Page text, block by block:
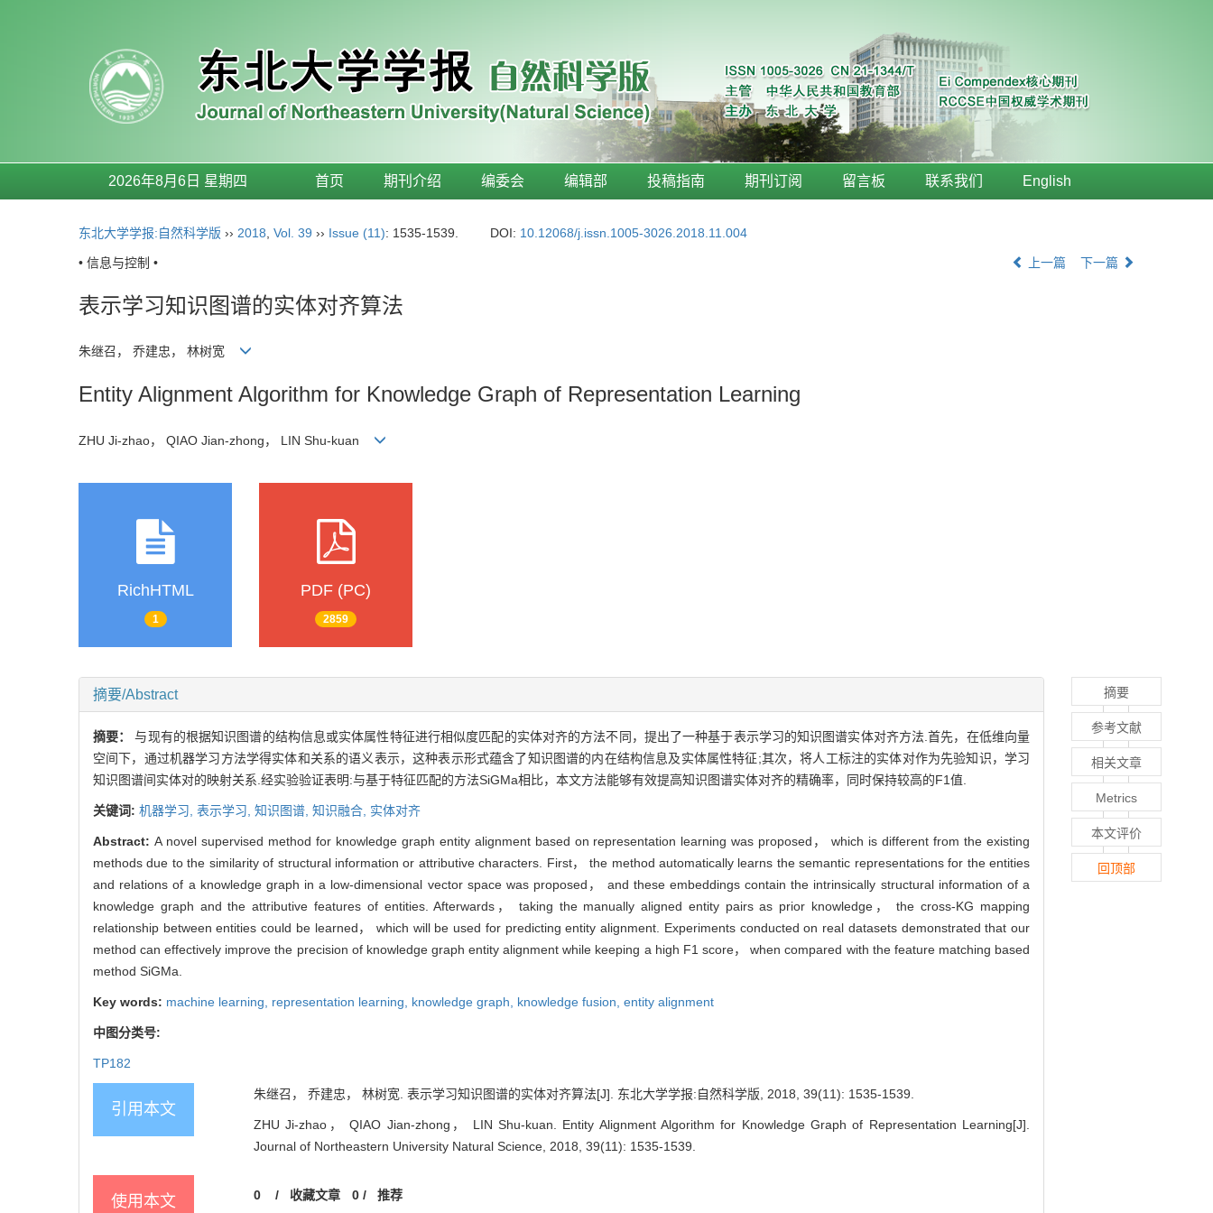
2026年8月6日 星期四 首页 期刊介绍 编委会 编辑部 投稿指南 期刊订阅 留言板 联系我们 English
东北大学学报:自然科学版 ›› 2018 Vol. 39 ›› Issue (11): 1535-1539. DOI: 10.12068/j.issn.1005-3026.2018.11.004
• 信息与控制 • 上一篇 下一篇
表示学习知识图谱的实体对齐算法
朱继召， 乔建忠， 林树宽
Entity Alignment Algorithm for Knowledge Graph of Representation Learning
ZHU Ji-zhao， QIAO Jian-zhong， LIN Shu-kuan
RichHTML
1
PDF (PC)
2859
摘要/Abstract
摘要：与现有的根据知识图谱的结构信息或实体属性特征进行相似度匹配的实体对齐的方法不同，提出了一种基于表示学习的知识图谱实体对齐方法.首先，在低维向量
空间下，通过机器学习方法学得实体和关系的语义表示，这种表示形式蕴含了知识图谱的内在结构信息及实体属性特征;其次，将人工标注的实体对作为先验知识，学习
知识图谱间实体对的映射关系.经实验验证表明:与基于特征匹配的方法SiGMa相比，本文方法能够有效提高知识图谱实体对齐的精确率，同时保持较高的F1值.
关键词: 机器学习, 表示学习, 知识图谱, 知识融合, 实体对齐
Abstract: A novel supervised method for knowledge graph entity alignment based on representation learning was proposed， which is different from the existing
methods due to the similarity of structural information or attributive characters. First， the method automatically learns the semantic representations for the entities
and relations of a knowledge graph in a low-dimensional vector space was proposed， and these embeddings contain the intrinsically structural information of a
knowledge graph and the attributive features of entities. Afterwards， taking the manually aligned entity pairs as prior knowledge， the cross-KG mapping
relationship between entities could be learned， which will be used for predicting entity alignment. Experiments conducted on real datasets demonstrated that our
method can effectively improve the precision of knowledge graph entity alignment while keeping a high F1 score， when compared with the feature matching based
method SiGMa.
Key words: machine learning, representation learning, knowledge graph, knowledge fusion, entity alignment
中图分类号:
TP182
引用本文
朱继召， 乔建忠， 林树宽. 表示学习知识图谱的实体对齐算法[J]. 东北大学学报:自然科学版, 2018, 39(11): 1535-1539.
ZHU Ji-zhao， QIAO Jian-zhong， LIN Shu-kuan. Entity Alignment Algorithm for Knowledge Graph of Representation Learning[J].
Journal of Northeastern University Natural Science, 2018, 39(11): 1535-1539.
使用本文 0 / 收藏文章 0/ 推荐
摘要
参考文献
相关文章
Metrics
本文评价
回顶部